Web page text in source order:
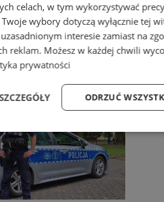
celach, w tym wykorzystywać
wybory dotyczą wyłącznie tej
interesie zamiast na
reklam. Możesz w każdej chwili
prywatności
ODRZUĆ
Wydajność